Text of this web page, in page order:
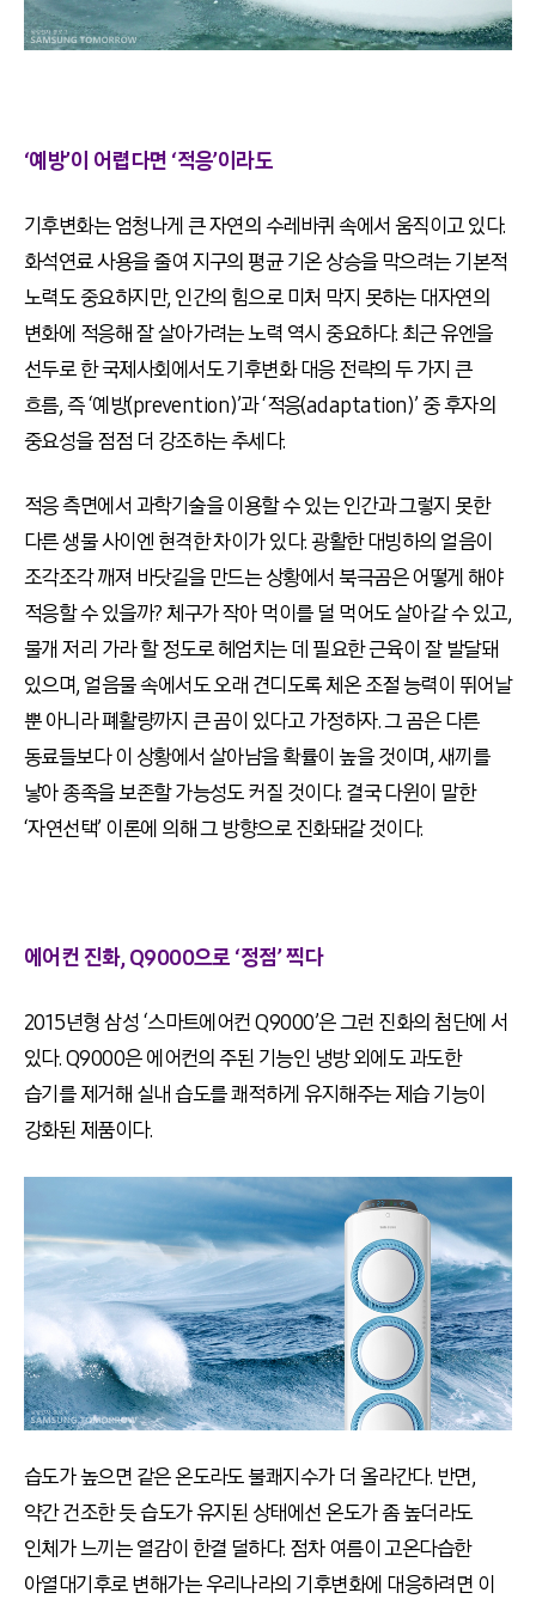
‘예방’이 어렵다면 ‘적응’이라도
기후변화는 엄청나게 큰 자연의 수레바퀴 속에서 움직이고 있다.
화석연료 사용을 줄여 지구의 평균 기온 상승을 막으려는 기본적
노력도 중요하지만, 인간의 힘으로 미처 막지 못하는 대자연의
변화에 적응해 잘 살아가려는 노력 역시 중요하다. 최근 유엔을
선두로 한 국제사회에서도 기후변화 대응 전략의 두 가지 큰
흐름, 즉 ‘예방(prevention)’과 ‘적응(adaptation)’ 중 후자의
중요성을 점점 더 강조하는 추세다.
적응 측면에서 과학기술을 이용할 수 있는 인간과 그렇지 못한
다른 생물 사이엔 현격한 차이가 있다. 광활한 대빙하의 얼음이
조각조각 깨져 바닷길을 만드는 상황에서 북극곰은 어떻게 해야
적응할 수 있을까? 체구가 작아 먹이를 덜 먹어도 살아갈 수 있고,
물개 저리 가라 할 정도로 헤엄치는 데 필요한 근육이 잘 발달돼
있으며, 얼음물 속에서도 오래 견디도록 체온 조절 능력이 뛰어날
뿐 아니라 폐활량까지 큰 곰이 있다고 가정하자. 그 곰은 다른
동료들보다 이 상황에서 살아남을 확률이 높을 것이며, 새끼를
낳아 종족을 보존할 가능성도 커질 것이다. 결국 다윈이 말한
‘자연선택’ 이론에 의해 그 방향으로 진화돼갈 것이다.
에어컨 진화, Q9000으로 ‘정점’ 찍다
2015년형 삼성 ‘스마트에어컨 Q9000’은 그런 진화의 첨단에 서
있다. Q9000은 에어컨의 주된 기능인 냉방 외에도 과도한
습기를 제거해 실내 습도를 쾌적하게 유지해주는 제습 기능이
강화된 제품이다.
습도가 높으면 같은 온도라도 불쾌지수가 더 올라간다. 반면,
약간 건조한 듯 습도가 유지된 상태에선 온도가 좀 높더라도
인체가 느끼는 열감이 한결 덜하다. 점차 여름이 고온다습한
아열대기후로 변해가는 우리나라의 기후변화에 대응하려면 이